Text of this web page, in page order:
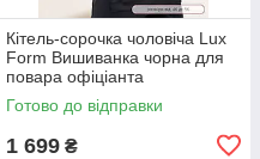
Кітель-сорочка чоловіча Lux
Form Вишиванка чорна для
повара офіціанта
Готово до відправки
1 699 ₴